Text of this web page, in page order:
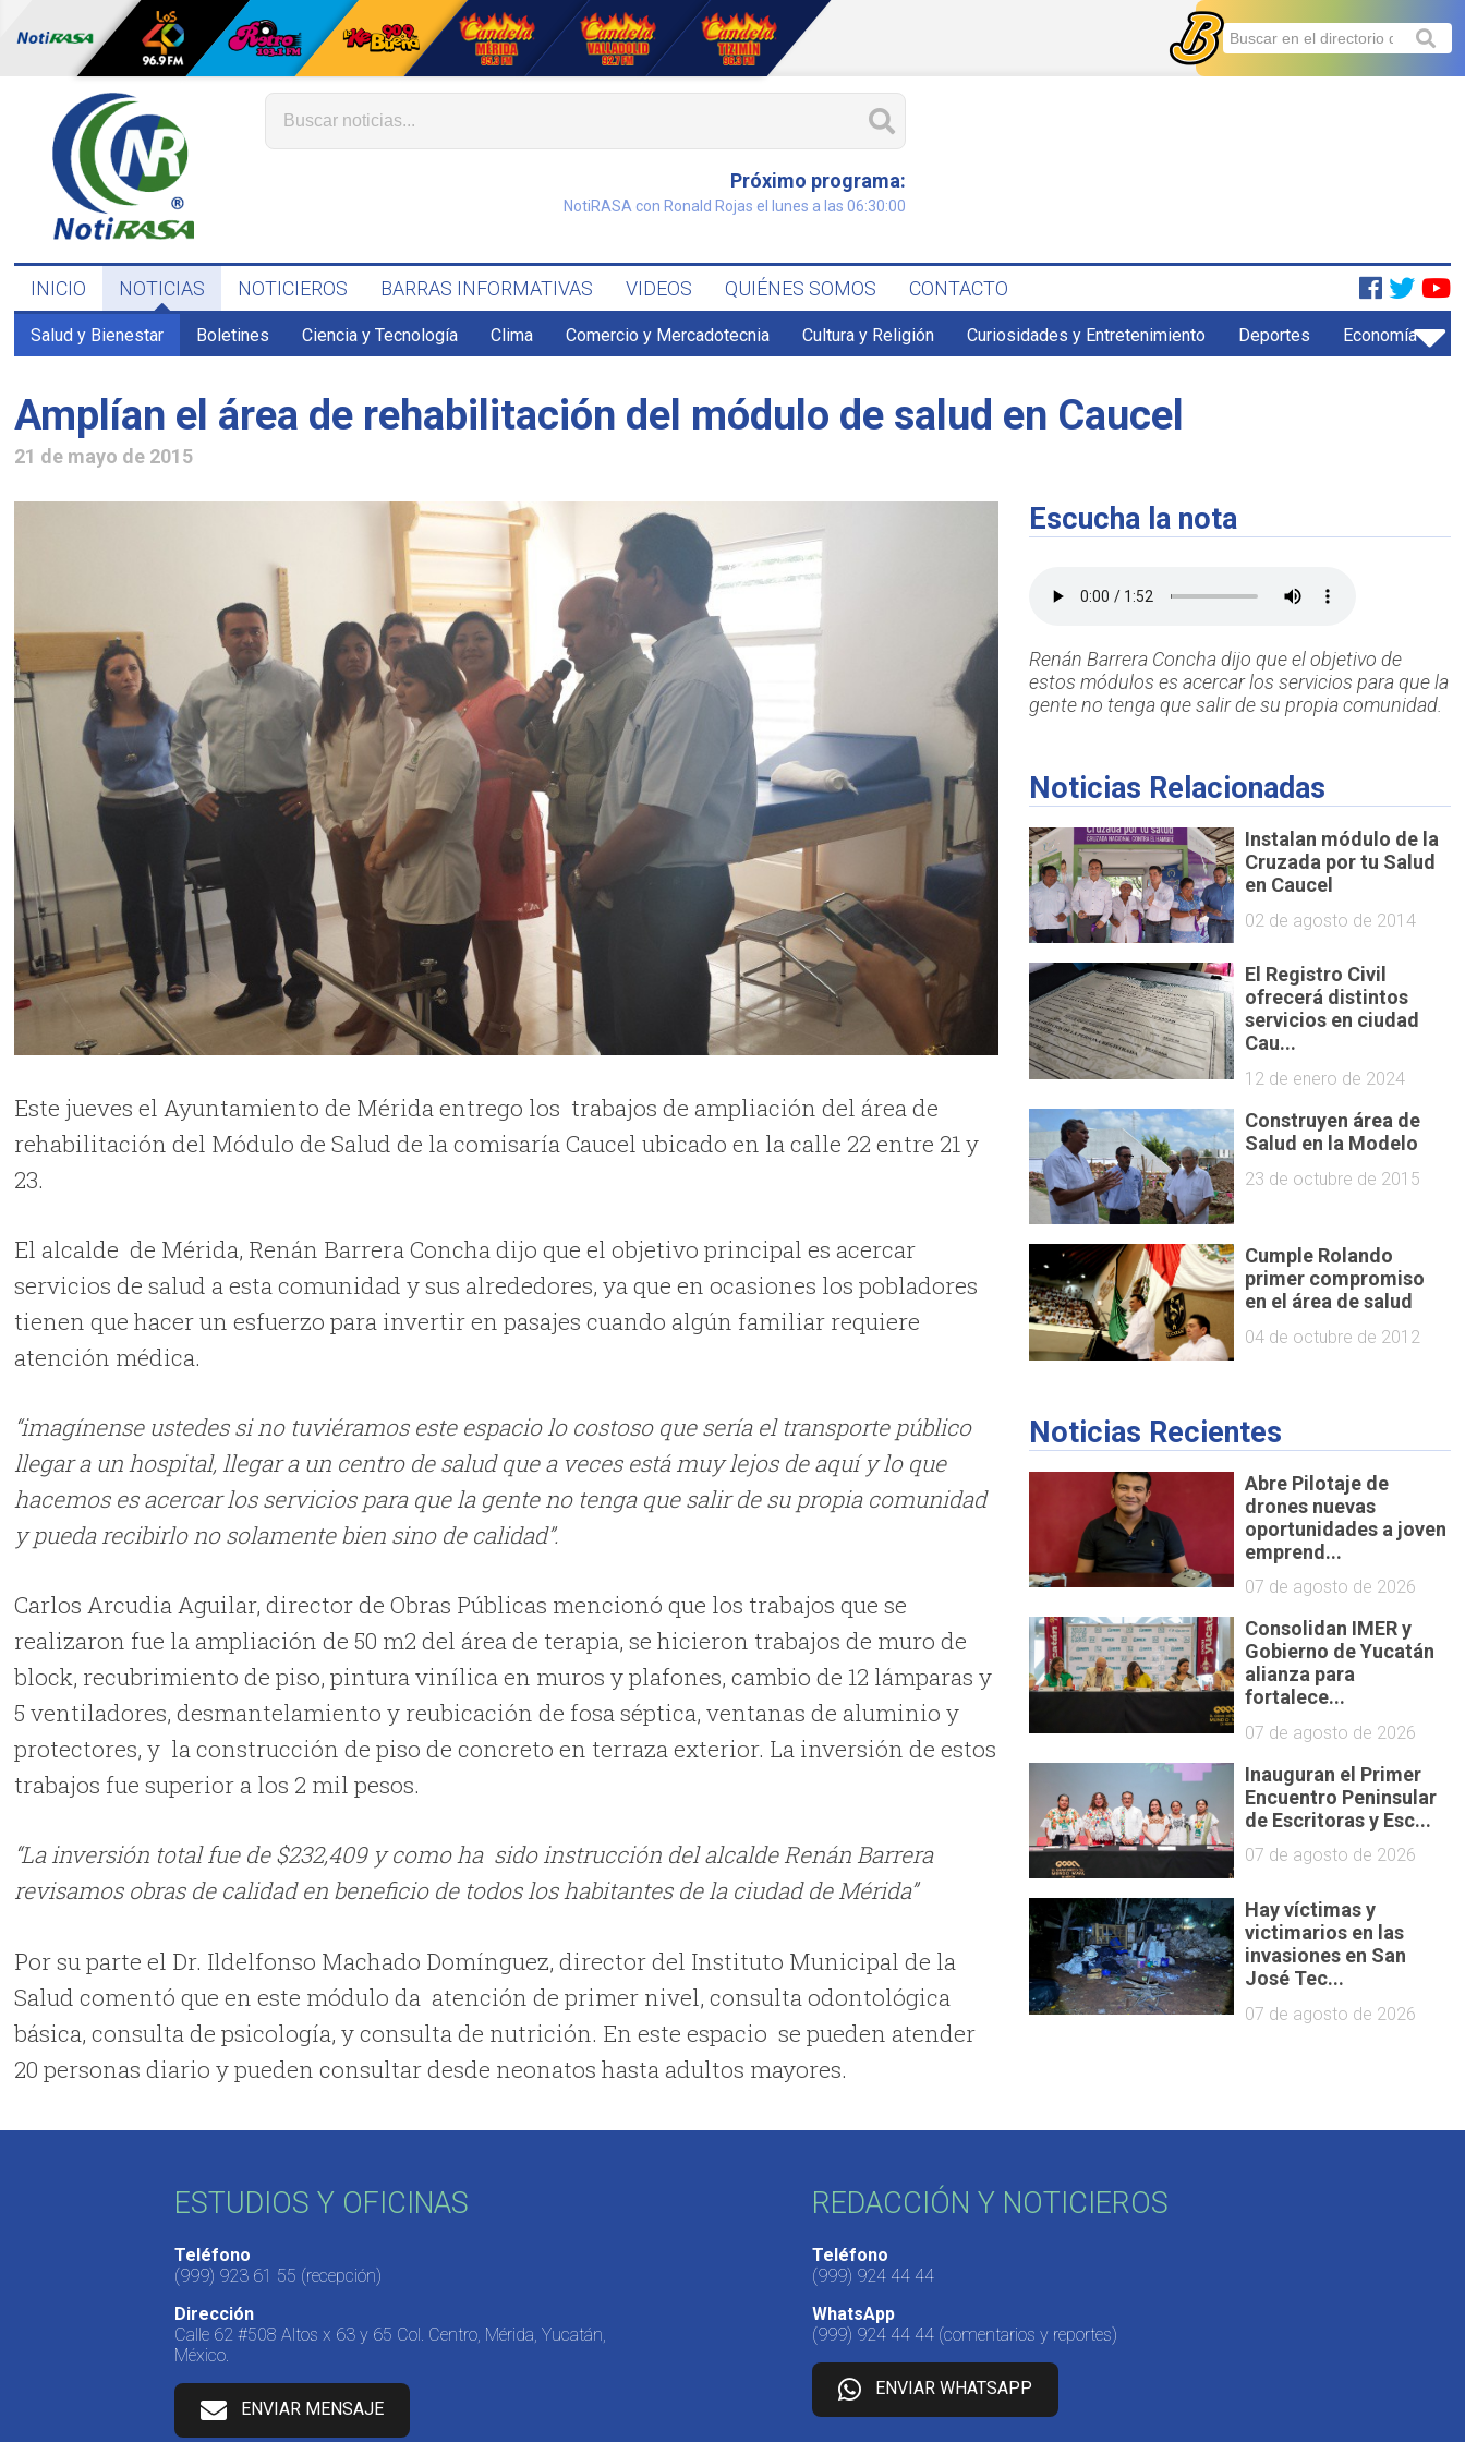
Próximo programa:
NotiRASA con Ronald Rojas el lunes a las 06:30:00
INICIO NOTICIAS NOTICIEROS BARRAS INFORMATIVAS VIDEOS QUIÉNES SOMOS CONTACTO
Salud y Bienestar Boletines Ciencia y Tecnología Clima Comercio y Mercadotecnia Cultura y Religión Curiosidades y Entretenimiento Deportes Economía
Amplían el área de rehabilitación del módulo de salud en Caucel
21 de mayo de 2015
Este jueves el Ayuntamiento de Mérida entrego los trabajos de ampliación del área de
rehabilitación del Módulo de Salud de la comisaría Caucel ubicado en la calle 22 entre 21 y
23.
El alcalde de Mérida, Renán Barrera Concha dijo que el objetivo principal es acercar
servicios de salud a esta comunidad y sus alrededores, ya que en ocasiones los pobladores
tienen que hacer un esfuerzo para invertir en pasajes cuando algún familiar requiere
atención médica.
“imagínense ustedes si no tuviéramos este espacio lo costoso que sería el transporte público
llegar a un hospital, llegar a un centro de salud que a veces está muy lejos de aquí y lo que
hacemos es acercar los servicios para que la gente no tenga que salir de su propia comunidad
y pueda recibirlo no solamente bien sino de calidad”.
Carlos Arcudia Aguilar, director de Obras Públicas mencionó que los trabajos que se
realizaron fue la ampliación de 50 m2 del área de terapia, se hicieron trabajos de muro de
block, recubrimiento de piso, pintura vinílica en muros y plafones, cambio de 12 lámparas y
5 ventiladores, desmantelamiento y reubicación de fosa séptica, ventanas de aluminio y
protectores, y la construcción de piso de concreto en terraza exterior. La inversión de estos
trabajos fue superior a los 2 mil pesos.
“La inversión total fue de $232,409 y como ha sido instrucción del alcalde Renán Barrera
revisamos obras de calidad en beneficio de todos los habitantes de la ciudad de Mérida”
Por su parte el Dr. Ildelfonso Machado Domínguez, director del Instituto Municipal de la
Salud comentó que en este módulo da atención de primer nivel, consulta odontológica
básica, consulta de psicología, y consulta de nutrición. En este espacio se pueden atender
20 personas diario y pueden consultar desde neonatos hasta adultos mayores.
Escucha la nota
Renán Barrera Concha dijo que el objetivo de
estos módulos es acercar los servicios para que la
gente no tenga que salir de su propia comunidad.
Noticias Relacionadas
Instalan módulo de la
Cruzada por tu Salud
en Caucel
02 de agosto de 2014
El Registro Civil
ofrecerá distintos
servicios en ciudad
Cau...
12 de enero de 2024
Construyen área de
Salud en la Modelo
23 de octubre de 2015
Cumple Rolando
primer compromiso
en el área de salud
04 de octubre de 2012
Noticias Recientes
Abre Pilotaje de
drones nuevas
oportunidades a joven
emprend...
07 de agosto de 2026
Consolidan IMER y
Gobierno de Yucatán
alianza para
fortalece...
07 de agosto de 2026
Inauguran el Primer
Encuentro Peninsular
de Escritoras y Esc...
07 de agosto de 2026
Hay víctimas y
victimarios en las
invasiones en San
José Tec...
07 de agosto de 2026
ESTUDIOS Y OFICINAS
Teléfono
(999) 923 61 55 (recepción)
Dirección
Calle 62 #508 Altos x 63 y 65 Col. Centro, Mérida, Yucatán,
México.
ENVIAR MENSAJE
REDACCIÓN Y NOTICIEROS
Teléfono
(999) 924 44 44
WhatsApp
(999) 924 44 44 (comentarios y reportes)
ENVIAR WHATSAPP